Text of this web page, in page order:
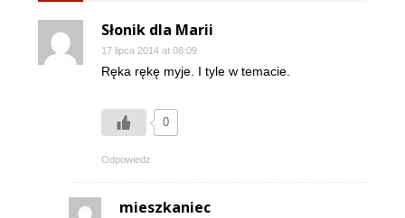
Słonik dla Marii
17 lipca 2014 at 08:09
Ręka rękę myje. I tyle w temacie.
0
Odpowiedz
mieszkaniec